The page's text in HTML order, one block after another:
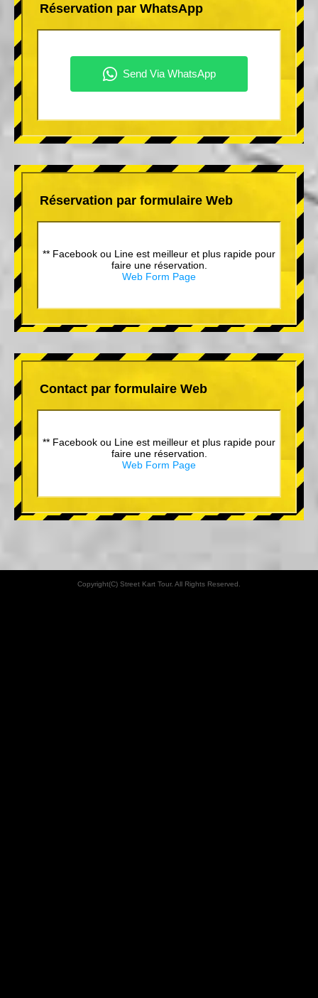
Réservation par WhatsApp
Réservation par formulaire Web
** Facebook ou Line est meilleur et plus rapide pour
faire une réservation.
Web Form Page
Contact par formulaire Web
** Facebook ou Line est meilleur et plus rapide pour
faire une réservation.
Web Form Page
Copyright(C) Street Kart Tour. All Rights Reserved.